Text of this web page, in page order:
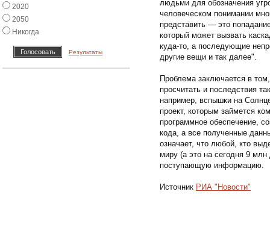
2020
2050
Никогда
Результаты
людьми для обозначения
человеческом понимании
представить — это
который может вызвать
куда-то, а последующие
другие вещи и так далее".
Проблема заключается в
просчитать и последствия
например, вспышки на
проект, которым займется
программное обеспечение,
кода, а все полученные
означает, что любой, кто
миру (а это на сегодня 9
поступающую информацию.
Источник РИА "Новости"